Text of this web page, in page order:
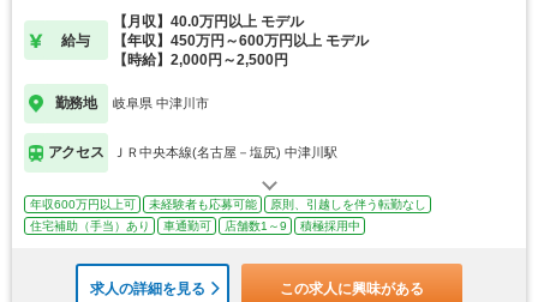
給与
【月収】40.0万円以上 モデル
【年収】450万円～600万円以上 モデル
【時給】2,000円～2,500円
勤務地 岐阜県 中津川市
アクセス ＪＲ中央本線(名古屋－塩尻) 中津川駅
年収600万円以上可 未経験者も応募可能
原則、引越しを伴う転勤なし
住宅補助（手当）あり
車通勤可 店舗数1～9 積極採用中
求人の詳細を見る この求人に興味がある